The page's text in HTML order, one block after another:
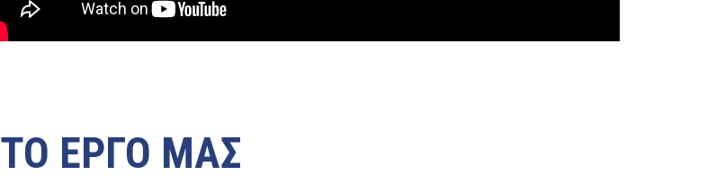
ΤΟ ΕΡΓΟ ΜΑΣ